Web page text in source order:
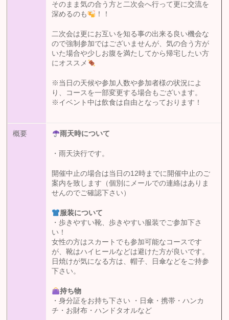
そのまま気の合う方と二次会へ行って更に交流を
深めるのも
！！
二次会は更にお互いを知る事の出来る良い機会な
ので強制参加ではございませんが、気の合う方が
いた場合や少しお腹を満たしてから帰宅したい方
にオススメ
※当日の天候や参加人数や参加者様の状況によ
り、コースを一部変更する場合もございます。
※イベント中は飲食は自由となっております！
概要 雨天時について
・雨天決行です。
開催中止の場合は当日の12時までに開催中止のご
案内を致します（個別にメールでの連絡はありま
せんのでご確認下さい）
服装について
・歩きやすい靴、歩きやすい服装でご参加下さ
い！
女性の方はスカートでも参加可能なコースです
が、靴はハイヒールなどは避けた方が良いです。
日焼けが気になる方は、帽子、日傘などをご持参
下さい。
持ち物
・身分証をお持ち下さい ・日傘・携帯・ハンカ
チ・お財布・ハンドタオルなど